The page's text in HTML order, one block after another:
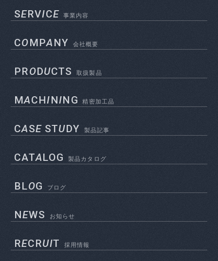
SERVICE 事業内容
COMPA NY 会社概要
PRODUCTS 取扱製品
MACHINING 精密加工品
CASESTUDY 製品記事
CATALOG 製品カタログ
BLOG ブログ
NEWS お知らせ
RECRUIT 採用情報